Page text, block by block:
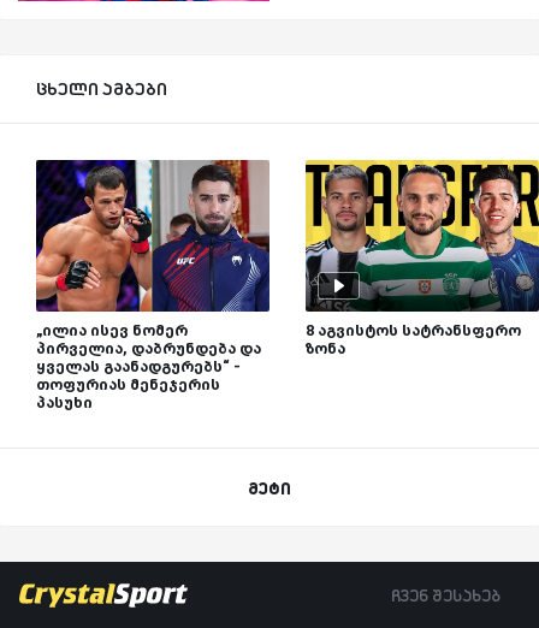
ცხელი ამბები
„ილია ისევ ნომერ
პირველია, დაბრუნდება და
ყველას გაანადგურებს“ -
თოფურიას მენეჯერის
პასუხი
8 აგვისტოს სატრანსფერო
ზონა
მეტი
ჩვენ შესახებ